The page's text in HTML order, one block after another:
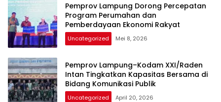
Pemprov Lampung Dorong Percepatan
Program Perumahan dan
Pemberdayaan Ekonomi Rakyat
Uncategorized Mei 8, 2026
Pemprov Lampung–Kodam XXI/Raden
Intan Tingkatkan Kapasitas Bersama di
Bidang Komunikasi Publik
Uncategorized April 20, 2026